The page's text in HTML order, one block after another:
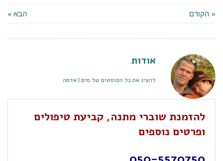
« הקודם הבא »
אודות
להציג את כל הפוסטים של מים | אדמה
להזמנת שוברי מתנה, קביעת טיפולים
ופרטים נוספים